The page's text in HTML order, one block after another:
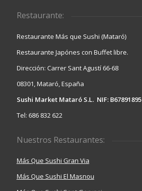
Restaurante:
Restaurante Más que Sushi (Mataró)
Restaurante Japónes con Buffet libre.
Dirección: Carrer Sant Agustí 66-68
08301, Mataró, España
Sushi Market Mataró S.L. NIF: B67891895
Tel: 686 832 622
Nuestros Restaurantes:
Más Que Sushi Gran Via
Más Que Sushi El Masnou